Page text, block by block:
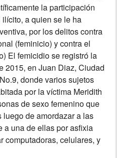
la participación
a quien se le ha
por los delitos contra
(feminicio) y contra el
El femicidio se registró la
2015, en Juan Diaz, Ciudad
donde varios sujetos
por la víctima Meridith
de sexo femenino que
de amordazar a las
a una de ellas por asfixia
computadoras, celulares, y